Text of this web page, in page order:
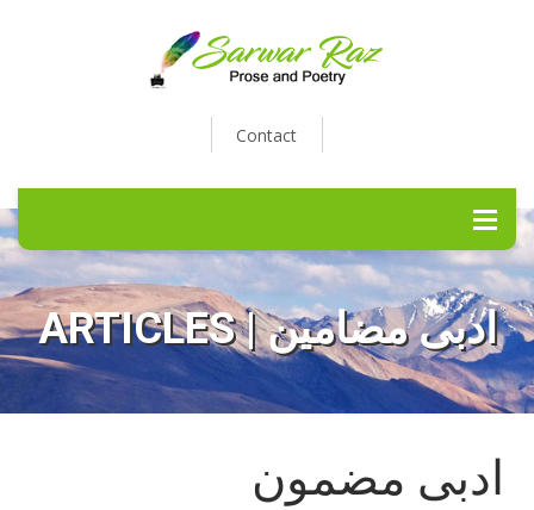
Contact
ARTICLES | ادبی مضامین
ادبی مضمون